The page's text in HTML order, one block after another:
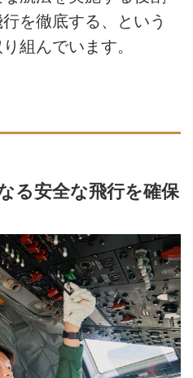
を徹底する、という
組んでいます。
る安全な飛行を確保